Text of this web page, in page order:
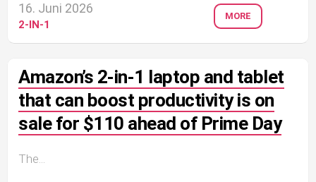
16. Juni 2026
2-IN-1
MORE
Amazon’s 2-in-1 laptop and tablet
that can boost productivity is on
sale for $110 ahead of Prime Day
The...